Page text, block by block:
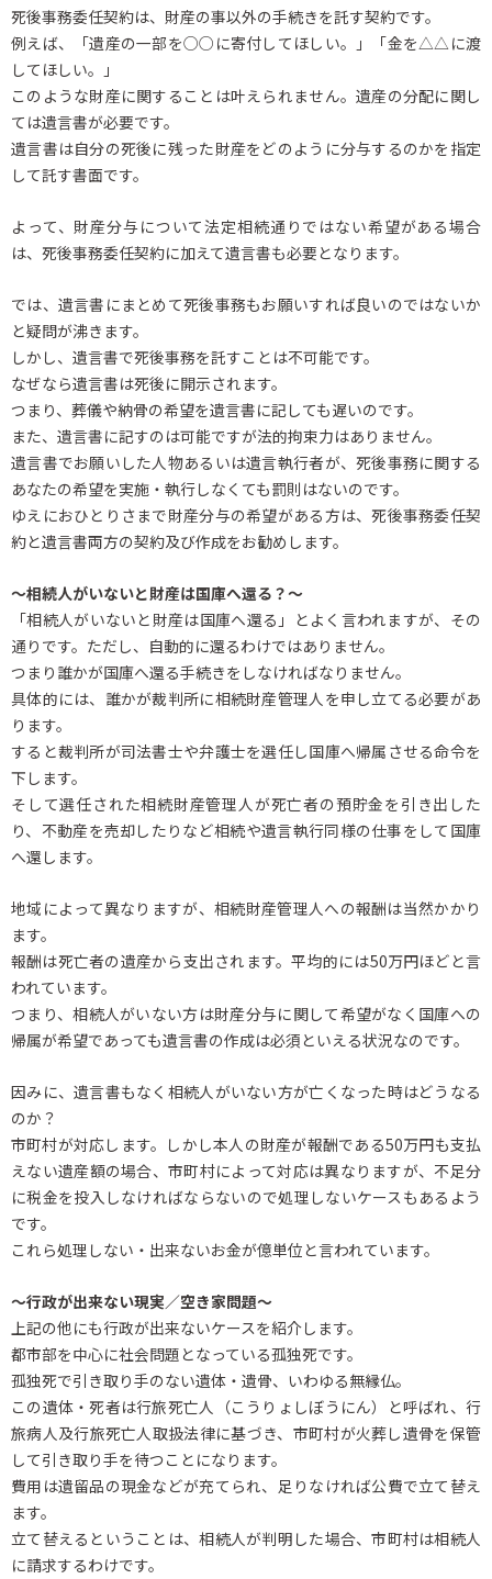
死後事務委任契約は、財産の事以外の手続きを託す契約です。
例えば、「遺産の一部を○○に寄付してほしい。」「金を△△に渡
してほしい。」
このような財産に関することは叶えられません。遺産の分配に関し
ては遺言書が必要です。
遺言書は自分の死後に残った財産をどのように分与するのかを指定
して託す書面です。
よって、財産分与について法定相続通りではない希望がある場合
は、死後事務委任契約に加えて遺言書も必要となります。
では、遺言書にまとめて死後事務もお願いすれば良いのではないか
と疑問が沸きます。
しかし、遺言書で死後事務を託すことは不可能です。
なぜなら遺言書は死後に開示されます。
つまり、葬儀や納骨の希望を遺言書に記しても遅いのです。
また、遺言書に記すのは可能ですが法的拘束力はありません。
遺言書でお願いした人物あるいは遺言執行者が、死後事務に関する
あなたの希望を実施・執行しなくても罰則はないのです。
ゆえにおひとりさまで財産分与の希望がある方は、死後事務委任契
約と遺言書両方の契約及び作成をお勧めします。
～相続人がいないと財産は国庫へ還る？～
「相続人がいないと財産は国庫へ還る」とよく言われますが、その
通りです。ただし、自動的に還るわけではありません。
つまり誰かが国庫へ還る手続きをしなければなりません。
具体的には、誰かが裁判所に相続財産管理人を申し立てる必要があ
ります。
すると裁判所が司法書士や弁護士を選任し国庫へ帰属させる命令を
下します。
そして選任された相続財産管理人が死亡者の預貯金を引き出した
り、不動産を売却したりなど相続や遺言執行同様の仕事をして国庫
へ還します。
地域によって異なりますが、相続財産管理人への報酬は当然かかり
ます。
報酬は死亡者の遺産から支出されます。平均的には50万円ほどと言
われています。
つまり、相続人がいない方は財産分与に関して希望がなく国庫への
帰属が希望であっても遺言書の作成は必須といえる状況なのです。
因みに、遺言書もなく相続人がいない方が亡くなった時はどうなる
のか？
市町村が対応します。しかし本人の財産が報酬である50万円も支払
えない遺産額の場合、市町村によって対応は異なりますが、不足分
に税金を投入しなければならないので処理しないケースもあるよう
です。
これら処理しない・出来ないお金が億単位と言われています。
～行政が出来ない現実／空き家問題～
上記の他にも行政が出来ないケースを紹介します。
都市部を中心に社会問題となっている孤独死です。
孤独死で引き取り手のない遺体・遺骨、いわゆる無縁仏。
この遺体・死者は行旅死亡人（こうりょしぼうにん）と呼ばれ、行
旅病人及行旅死亡人取扱法律に基づき、市町村が火葬し遺骨を保管
して引き取り手を待つことになります。
費用は遺留品の現金などが充てられ、足りなければ公費で立て替え
ます。
立て替えるということは、相続人が判明した場合、市町村は相続人
に請求するわけです。